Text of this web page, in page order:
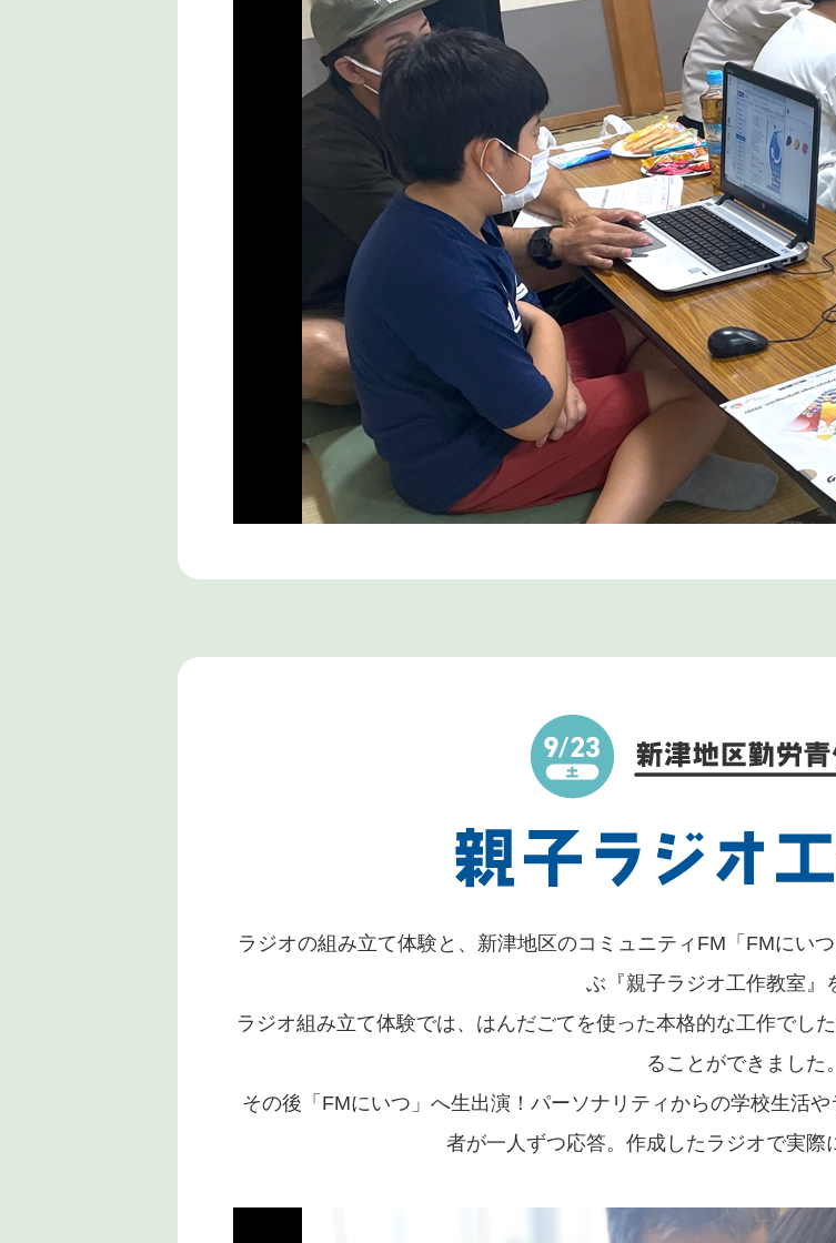
ラジオの組み立て体験と、新津地区のコミュニティFM「FMにい
ぶ『親子ラジオ工作教室』
ラジオ組み立て体験では、はんだごてを使った本格的な工作でし
ることができました。
その後「FMにいつ」へ生出演！パーソナリティからの学校生活
者が一人ずつ応答。作成したラジオで実際